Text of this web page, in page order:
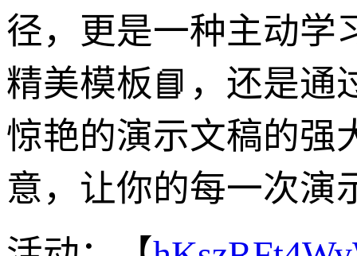
径，更是一种主动学
精美模板📘，还是通
惊艳的演示文稿的强
意，让你的每一次演